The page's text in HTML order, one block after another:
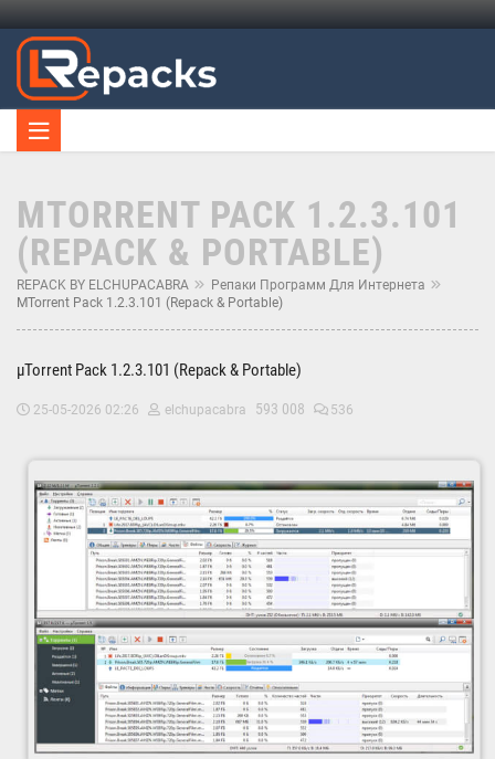
ΜTORRENT PACK 1.2.3.101
(REPACK & PORTABLE)
REPACK BY ELCHUPACABRA
Репаки Программ Для Интернета
ΜTorrent Pack 1.2.3.101 (Repack & Portable)
µTorrent Pack 1.2.3.101 (Repack & Portable)
25-05-2026 02:26 elchupacabra 593 008 536